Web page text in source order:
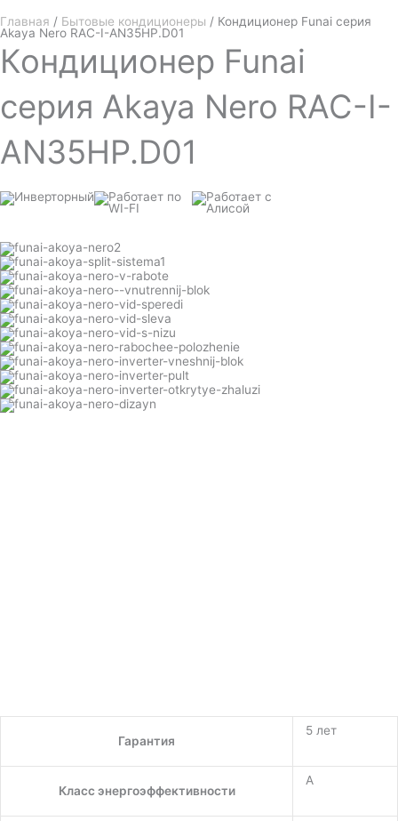
Главная / Бытовые кондиционеры / Кондиционер Funai серия
Akaya Nero RAC-I-AN35HP.D01
Кондиционер Funai
серия Akaya Nero RAC-I-
AN35HP.D01
Гарантия
5 лет
Класс энергоэффективности
A